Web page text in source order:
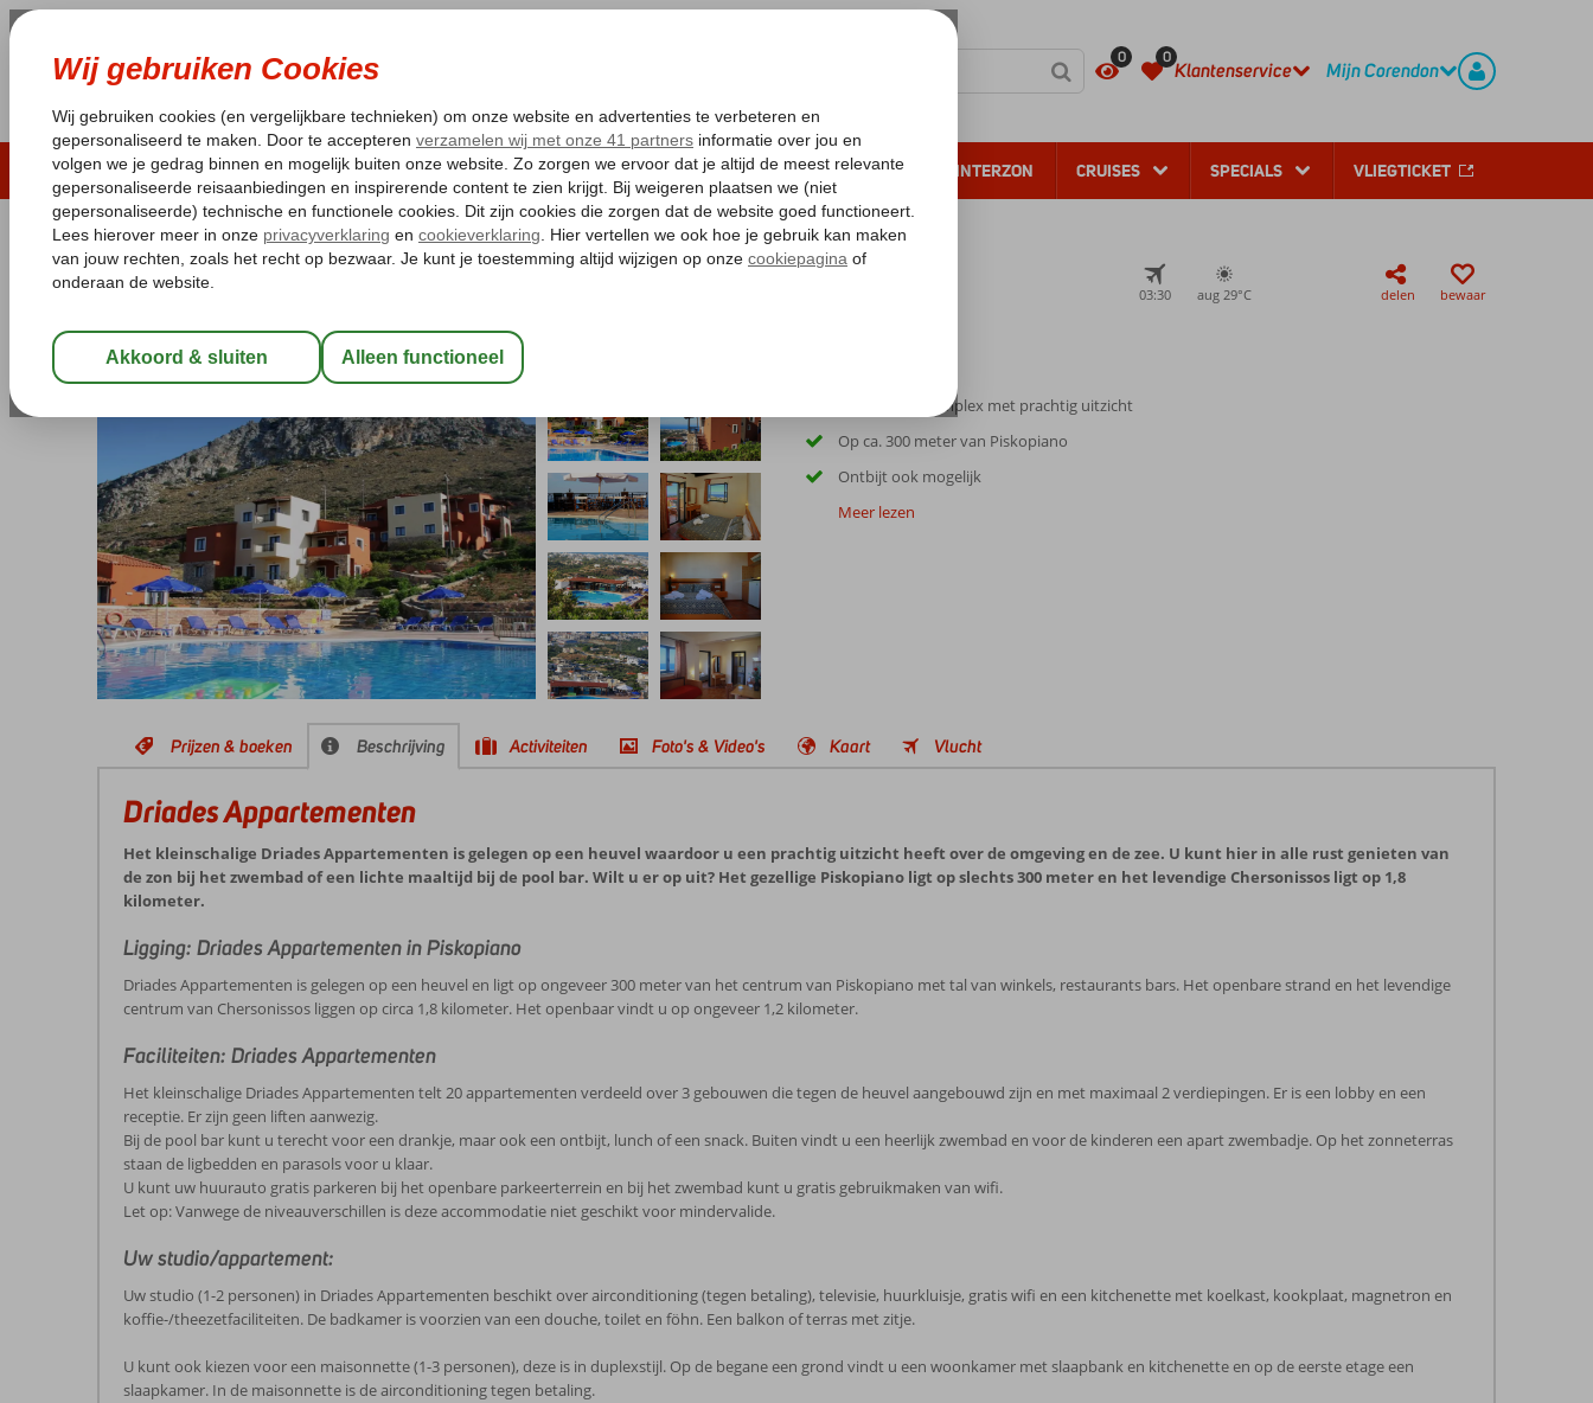
0 0
Klantenservice Mijn Corendon
LAST MINUTE ZOMER 2026 ZONVAKANTIE VERRE REIZEN ALL INCLUSIVE WINTERZON CRUISES SPECIALS VLIEGTICKET
Pakketgarantie Laagsteprijsgarantie* Gratis annuleren*
Home
Griekenland Kreta
Driades Appartementen
Logies-Appartement
03:30 aug 29°C delen bewaar
Kleinschalig complex met prachtig uitzicht
Op ca. 300 meter van Piskopiano
Ontbijt ook mogelijk
Meer lezen
Prijzen & boeken Beschrijving Activiteiten Foto's & Video's Kaart Vlucht
Driades Appartementen
Het kleinschalige Driades Appartementen is gelegen op een heuvel waardoor u een prachtig uitzicht heeft over de omgeving en de zee. U kunt hier in alle rust genieten van
de zon bij het zwembad of een lichte maaltijd bij de pool bar. Wilt u er op uit? Het gezellige Piskopiano ligt op slechts 300 meter en het levendige Chersonissos ligt op 1,8
kilometer.
Ligging: Driades Appartementen in Piskopiano
Driades Appartementen is gelegen op een heuvel en ligt op ongeveer 300 meter van het centrum van Piskopiano met tal van winkels, restaurants bars. Het openbare strand en het levendige
centrum van Chersonissos liggen op circa 1,8 kilometer. Het openbaar vindt u op ongeveer 1,2 kilometer.
Faciliteiten: Driades Appartementen
Het kleinschalige Driades Appartementen telt 20 appartementen verdeeld over 3 gebouwen die tegen de heuvel aangebouwd zijn en met maximaal 2 verdiepingen. Er is een lobby en een
receptie. Er zijn geen liften aanwezig.
Bij de pool bar kunt u terecht voor een drankje, maar ook een ontbijt, lunch of een snack. Buiten vindt u een heerlijk zwembad en voor de kinderen een apart zwembadje. Op het zonneterras
staan de ligbedden en parasols voor u klaar.
U kunt uw huurauto gratis parkeren bij het openbare parkeerterrein en bij het zwembad kunt u gratis gebruikmaken van wifi.
Let op: Vanwege de niveauverschillen is deze accommodatie niet geschikt voor mindervalide.
Uw studio/appartement:
Uw studio (1-2 personen) in Driades Appartementen beschikt over airconditioning (tegen betaling), televisie, huurkluisje, gratis wifi en een kitchenette met koelkast, kookplaat, magnetron en
koffie-/theezetfaciliteiten. De badkamer is voorzien van een douche, toilet en föhn. Een balkon of terras met zitje.
U kunt ook kiezen voor een maisonnette (1-3 personen), deze is in duplexstijl. Op de begane een grond vindt u een woonkamer met slaapbank en kitchenette en op de eerste etage een
slaapkamer. In de maisonnette is de airconditioning tegen betaling.